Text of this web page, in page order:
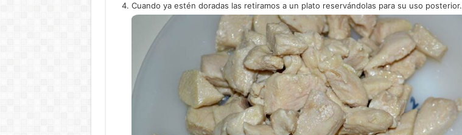
Cuando ya estén doradas las retiramos a un plato reservándolas para su uso posterior.